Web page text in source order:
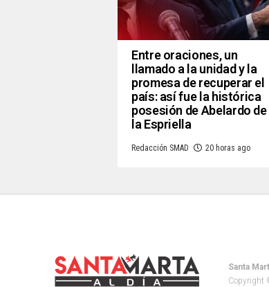
Entre oraciones, un
llamado a la unidad y la
promesa de recuperar el
país: así fue la histórica
posesión de Abelardo de
la Espriella
Redacción SMAD 20 horas ago
Santa
Copyright